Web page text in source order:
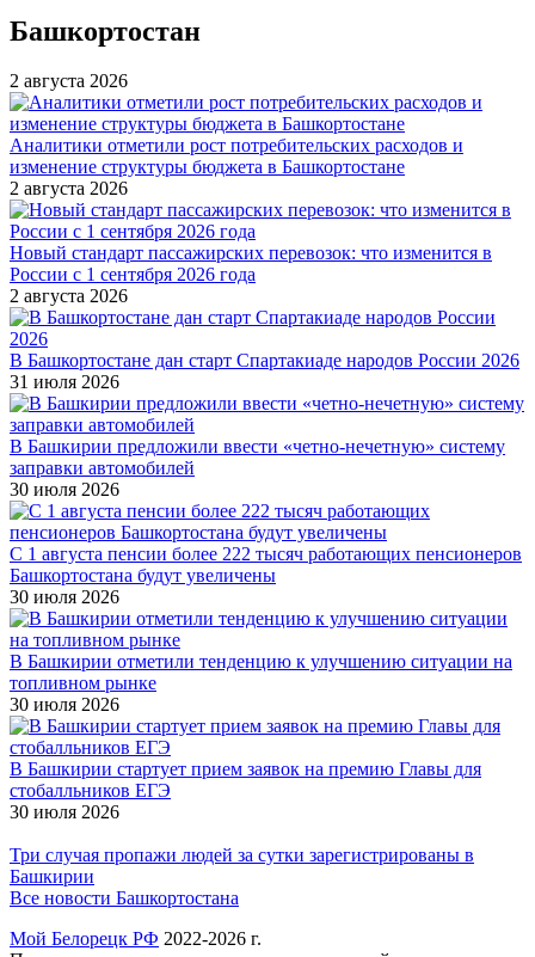
Башкортостан
2 августа 2026
Аналитики отметили рост потребительских расходов и
изменение структуры бюджета в Башкортостане
2 августа 2026
Новый стандарт пассажирских перевозок: что изменится в
России с 1 сентября 2026 года
2 августа 2026
В Башкортостане дан старт Спартакиаде народов России 2026
31 июля 2026
В Башкирии предложили ввести «четно-нечетную» систему
заправки автомобилей
30 июля 2026
С 1 августа пенсии более 222 тысяч работающих пенсионеров
Башкортостана будут увеличены
30 июля 2026
В Башкирии отметили тенденцию к улучшению ситуации на
топливном рынке
30 июля 2026
В Башкирии стартует прием заявок на премию Главы для
стобалльников ЕГЭ
30 июля 2026
Три случая пропажи людей за сутки зарегистрированы в
Башкирии
Все новости Башкортостана
Мой Белорецк РФ 2022-2026 г.